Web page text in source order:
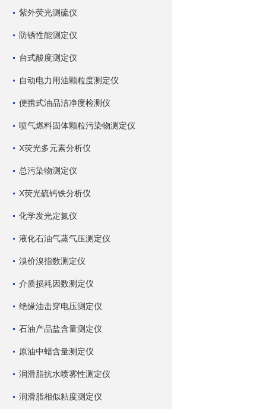
紫外荧光测硫仪
防锈性能测定仪
台式酸度测定仪
自动电力用油颗粒度测定仪
便携式油品洁净度检测仪
喷气燃料固体颗粒污染物测定仪
X荧光多元素分析仪
总污染物测定仪
X荧光硫钙铁分析仪
化学发光定氮仪
液化石油气蒸气压测定仪
溴价溴指数测定仪
介质损耗因数测定仪
绝缘油击穿电压测定仪
石油产品盐含量测定仪
原油中蜡含量测定仪
润滑脂抗水喷雾性测定仪
润滑脂相似粘度测定仪